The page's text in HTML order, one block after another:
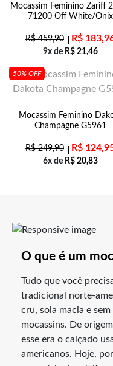
Mocassim Feminino Zariff
71200 Off White/Onix
R$459,90 R$
9x de R$21,46
50% OFF
Mocassim Feminino
Champagne G5961
R$249,90 R$
6x de R$20,83
O que é um
Tudo que você
tradicional norte-
cru, sola macia e
mocassins. De
esse era o calçado
americanos. Hoje,